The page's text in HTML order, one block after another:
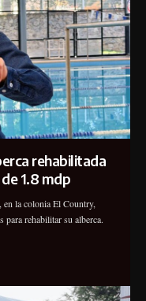
rehabilitada
1.8 mdp
la colonia El Country,
para rehabilitar su alberca.